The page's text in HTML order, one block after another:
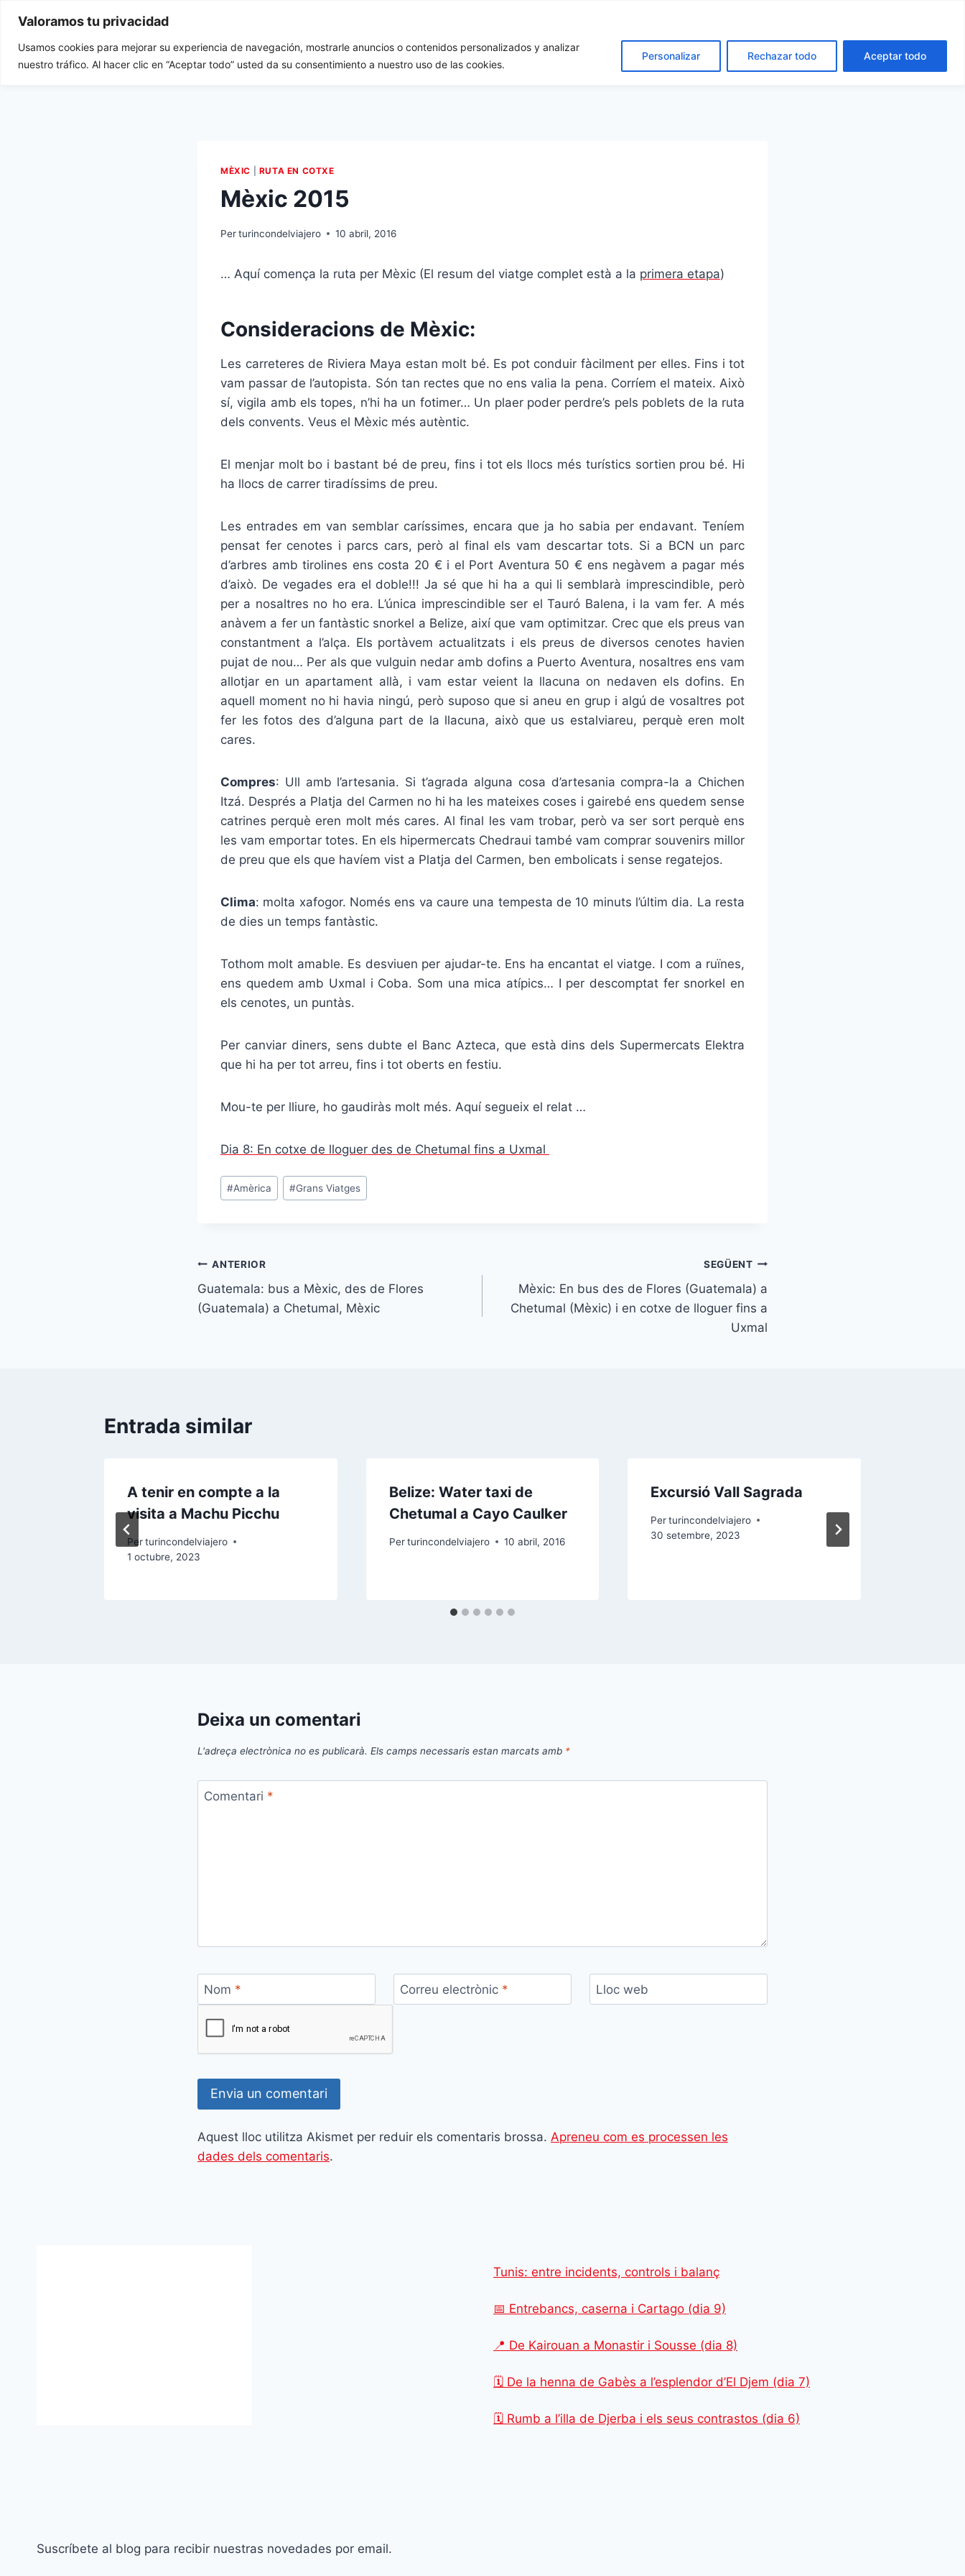
Valoramos tu privacidad
Usamos cookies para mejorar su experiencia de navegación, mostrarle anuncios o contenidos personalizados y analizar
nuestro tráfico. Al hacer clic en “Aceptar todo” usted da su consentimiento a nuestro uso de las cookies.
Personalizar Rechazar todo Aceptar todo
contingutTu Rincón del Viajero Inici Destins Qui som? Dona’ns suport!! Contacta Español Català
MÈXIC RUTA EN COTXE
Mèxic 2015
Perturincondelviajero 10 abril, 2016
… Aquí comença la ruta per Mèxic (El resum del viatge complet està a la primera etapa)
Consideracions de Mèxic:
Les carreteres de Riviera Maya estan molt bé. Es pot conduir fàcilment per elles. Fins i tot
vam passar de l’autopista. Són tan rectes que no ens valia la pena. Corríem el mateix. Això
sí, vigila amb els topes, n’hi ha un fotimer… Un plaer poder perdre’s pels poblets de la ruta
dels convents. Veus el Mèxic més autèntic.
El menjar molt bo i bastant bé de preu, fins i tot els llocs més turístics sortien prou bé. Hi
ha llocs de carrer tiradíssims de preu.
Les entrades em van semblar caríssimes, encara que ja ho sabia per endavant. Teníem
pensat fer cenotes i parcs cars, però al final els vam descartar tots. Si a BCN un parc
d’arbres amb tirolines ens costa 20 € i el Port Aventura 50 € ens negàvem a pagar més
d’això. De vegades era el doble!!! Ja sé que hi ha a qui li semblarà imprescindible, però
per a nosaltres no ho era. L’única imprescindible ser el Tauró Balena, i la vam fer. A més
anàvem a fer un fantàstic snorkel a Belize, així que vam optimitzar. Crec que els preus van
constantment a l’alça. Els portàvem actualitzats i els preus de diversos cenotes havien
pujat de nou… Per als que vulguin nedar amb dofins a Puerto Aventura, nosaltres ens vam
allotjar en un apartament allà, i vam estar veient la llacuna on nedaven els dofins. En
aquell moment no hi havia ningú, però suposo que si aneu en grup i algú de vosaltres pot
fer les fotos des d’alguna part de la llacuna, això que us estalviareu, perquè eren molt
cares.
Compres: Ull amb l’artesania. Si t’agrada alguna cosa d’artesania compra-la a Chichen
Itzá. Després a Platja del Carmen no hi ha les mateixes coses i gairebé ens quedem sense
catrines perquè eren molt més cares. Al final les vam trobar, però va ser sort perquè ens
les vam emportar totes. En els hipermercats Chedraui també vam comprar souvenirs millor
de preu que els que havíem vist a Platja del Carmen, ben embolicats i sense regatejos.
Clima: molta xafogor. Només ens va caure una tempesta de 10 minuts l’últim dia. La resta
de dies un temps fantàstic.
Tothom molt amable. Es desviuen per ajudar-te. Ens ha encantat el viatge. I com a ruïnes,
ens quedem amb Uxmal i Coba. Som una mica atípics… I per descomptat fer snorkel en
els cenotes, un puntàs.
Per canviar diners, sens dubte el Banc Azteca, que està dins dels Supermercats Elektra
que hi ha per tot arreu, fins i tot oberts en festiu.
Mou-te per lliure, ho gaudiràs molt més. Aquí segueix el relat …
Dia 8: En cotxe de lloguer des de Chetumal fins a Uxmal
Etiquetes
d'entrada
#Amèrica #Grans Viatges
Navegació
d'entrades
ANTERIOR
Guatemala: bus a Mèxic, des de Flores
(Guatemala) a Chetumal, Mèxic
SEGÜENT
Mèxic: En bus des de Flores (Guatemala) a
Chetumal (Mèxic) i en cotxe de lloguer fins a
Uxmal
Entrada similar
A tenir en compte a la
visita a Machu Picchu
Perturincondelviajero
1 octubre, 2023
Belize: Water taxi de
Chetumal a Cayo Caulker
Per turincondelviajero 10 abril, 2016
Excursió Vall Sagrada
Per turincondelviajero
30 setembre, 2023
Deixa un comentari
L'adreça electrònica no es publicarà. Els camps necessaris estan marcats amb *
Comentari *
Nom * Correu electrònic * Lloc web
Aquest lloc utilitza Akismet per reduir els comentaris brossa. Apreneu com es processen les
dades dels comentaris.
Tunis: entre incidents, controls i balanç
📅 Entrebancs, caserna i Cartago (dia 9)
📍 De Kairouan a Monastir i Sousse (dia 8)
🗓️ De la henna de Gabès a l’esplendor d’El Djem (dia 7)
🗓️ Rumb a l’illa de Djerba i els seus contrastos (dia 6)
Suscríbete al blog para recibir nuestras novedades por email.